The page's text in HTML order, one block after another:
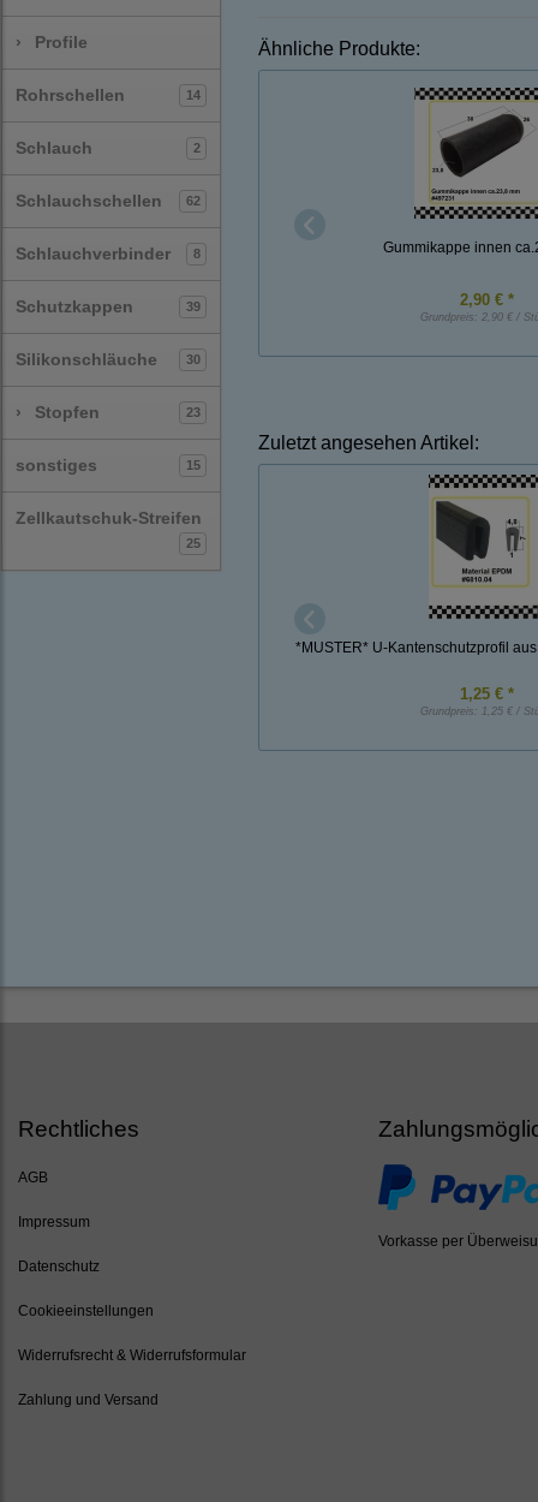
› Profile
Rohrschellen 14
Schlauch 2
Schlauchschellen 62
Schlauchverbinder 8
Schutzkappen 39
Silikonschläuche 30
› Stopfen 23
sonstiges 15
Zellkautschuk-Streifen
25
Ähnliche Produkte:
Gummikappe innen
2,90 € *
Grundpreis: 2,90 € /
Zuletzt angesehen Artikel:
*MUSTER* U-Kantenschutzprofil
1,25 € *
Grundpreis: 1,25 € /
Rechtliches
AGB
Impressum
Datenschutz
Cookieeinstellungen
Widerrufsrecht & Widerrufsformular
Zahlung und Versand
Vorkasse per